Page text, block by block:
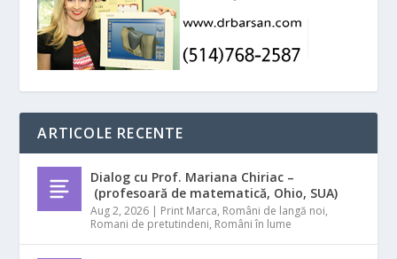
ARTICOLE RECENTE
Dialog cu Prof. Mariana Chiriac –
(profesoară de matematică, Ohio, SUA)
Aug 2, 2026 | Print Marca, Români de langă noi,
Romani de pretutindeni, Români în lume